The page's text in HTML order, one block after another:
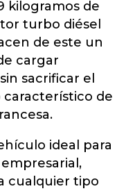
kilogramos de
turbo diésel
de este un
cargar
sacrificar el
de
ideal para
cualquier tipo